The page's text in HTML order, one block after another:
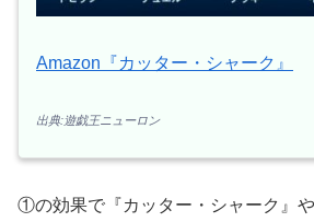
Amazon『カッター・シャーク』
出典:遊戯王ニューロン
①の効果で『カッター・シャーク』